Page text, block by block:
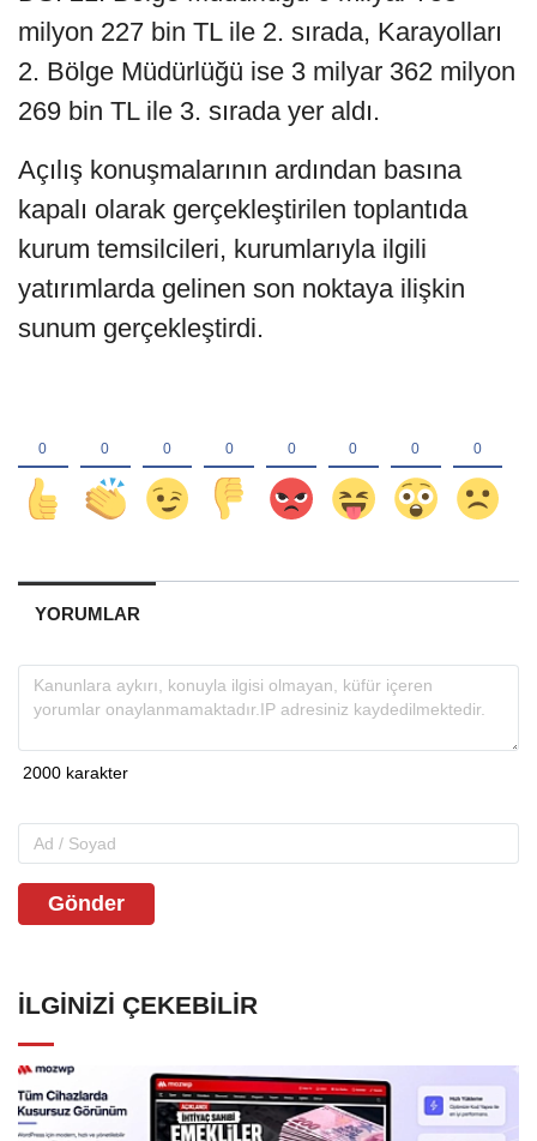
milyon 227 bin TL ile 2. sırada, Karayolları
2. Bölge Müdürlüğü ise 3 milyar 362 milyon
269 bin TL ile 3. sırada yer aldı.
Açılış konuşmalarının ardından basına
kapalı olarak gerçekleştirilen toplantıda
kurum temsilcileri, kurumlarıyla ilgili
yatırımlarda gelinen son noktaya ilişkin
sunum gerçekleştirdi.
YORUMLAR
Gönder
İLGINIZI ÇEKEBILIR